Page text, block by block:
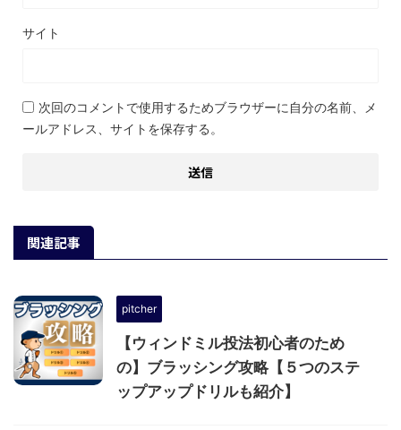
サイト
次回のコメントで使用するためブラウザーに自分の名前、メ
ールアドレス、サイトを保存する。
関連記事
pitcher
【ウィンドミル投法初心者のため
の】ブラッシング攻略【５つのステ
ップアップドリルも紹介】